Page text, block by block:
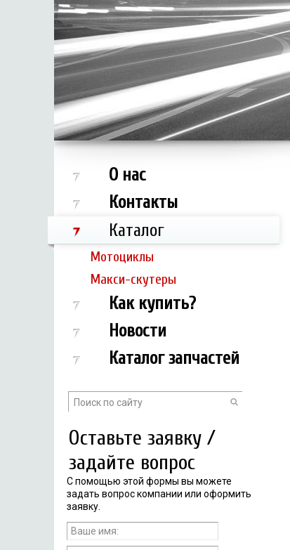
О нас
Контакты
Каталог
Мотоциклы
Макси-скутеры
Как купить?
Новости
Каталог запчастей
Оставьте заявку /
задайте вопрос
С помощью этой формы вы можете
задать вопрос компании или оформить
заявку.